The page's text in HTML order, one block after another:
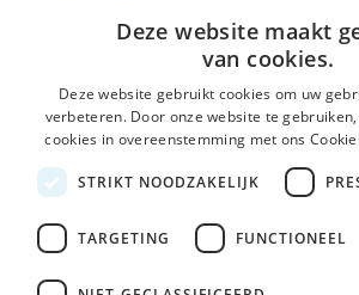
Openingstijden
Nieuwsbrief
De
Geen spam,
updates over
Deze website maakt
van cookies.
Deze website gebruikt cookies om uw
verbeteren. Door onze website te
cookies in overeenstemming met ons
STRIKT NOODZAKELIJK
TARGETING FUNCTIONEEL